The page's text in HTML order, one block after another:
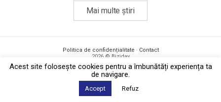
Mai multe știri
Politica de confidențialitate · Contact
2026 © Biziday
Acest site foloseşte cookies pentru a îmbunătăți experiența ta
de navigare.
Accept Refuz